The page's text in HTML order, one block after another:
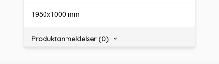
1950х1000 mm
Produktanmeldelser (0)